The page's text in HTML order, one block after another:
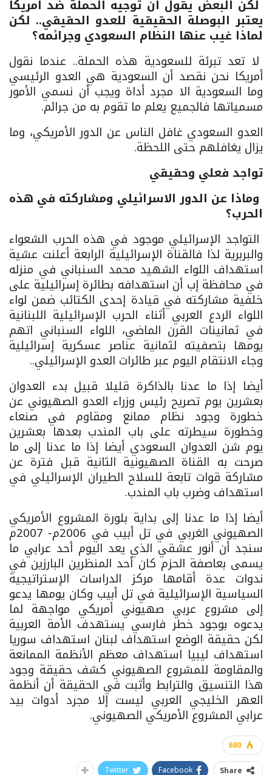
لكن البعض يقول ان توجيه الحملة ضد امريكا
يعتبر البوصلة الحقيقية للعدو الحقيقي.. لكن
لماذا غيب عنها النظام السعودي وجرائمه؟
لا تعد تبرئة للسعودية هذه الحملة.. عندما نقول
أمريكا نحن نقصد أن السعودية هي العدو الرئيسي
وما السعودية الا مجرد أداة ويجب أن نسمي الأمور
مسمياتها فالجميع يعلم ما تقوم به من جرائم.
العدو السعودي غافل الناس عن الدور الأمريكي، وما
يزال يغافلهم حتى اللحظة.
تواجد فعلي وحقيقي
وماذا عن الدور الاسرائيلي ومشاركته في هذه
الحرب؟
التواجد الإسرائيلي موجود في هذه الحرب الشعواء
والبربرية لذا فالقناة الإسرائيلية الرابعة أعلنت عشية
استهداف اللواء الشهيد محمد السنباني في منزله
في محافظة إب أن استهدافه بطائرة إسرائيلية على
خلفية مشاركته في قيادة إحدى الكتائب ضمن لواء
اللواء الردع العربي أثناء الحرب الإسرائيلية اللبنانية
في ثمانينات القرن الماضي، اللواء السنباني اتهم
يومها بتصفيته لثمانية عناصر عسكرية إسرائيلية
وجاء الانتقام اليوم عبر طائرات العدو الإسرائيلي..
أيضا إذا ما عدنا بالذاكرة قليلا قبيل بدء العدوان
بعشرين يوم تصريح رئيس وزراء العدو الصهيوني عن
خطورة وجود نظام ممانع ومقاوم في صنعاء
وخطورة سيطرته على باب المندب بعدها بعشرين
يوم شن العدوان السعودي أيضا إذا ما عدنا إلى ما
صرحت به القناة الصهيونية الثانية قبل فترة عن
مشاركة قوات تابعة للسلاح الطيران الإسرائيلي في
استهداف وضرب باب المندب.
أيضا إذا ما عدنا إلى بداية بلورة المشروع الأمريكي
الصهيوني الغربي في تل أبيب في 2006م- 2007م
سنجد أن أنور عشقي الذي يعد اليوم أحد عرابي ما
يسمى بعاصفة الحزم كان أحد المنظرين البارزين في
ندوات عدة أقامها مركز الدراسات الإستراتيجية
السياسية الإسرائيلية في تل أبيب وكان يومها يدعو
إلى مشروع عربي صهيوني أمريكي مواجهة لما
يدعوه بوجود خطر فارسي يستهدف الأمة العربية
لكن حقيقة الوضع استهداف لبنان استهداف سوريا
استهداف ليبيا استهداف معظم الأنظمة الممانعة
والمقاومة للمشروع الصهيوني كشف حقيقة وجود
هذا التنسيق والترابط وأثبت في الحقيقة أن أنظمة
العهر الخليجي العربي ليست إلا مجرد أدوات بيد
عرابي المشروع الأمريكي الصهيوني.
680
Share
Facebook
Twitter